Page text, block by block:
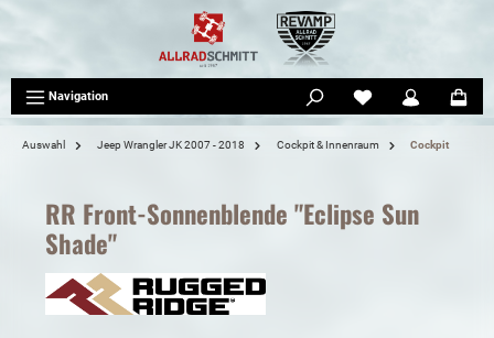
Navigation
Auswahl Jeep Wrangler JK 2007 - 2018 Cockpit & Innenraum Cockpit
RR Front-Sonnenblende "Eclipse Sun
Shade"